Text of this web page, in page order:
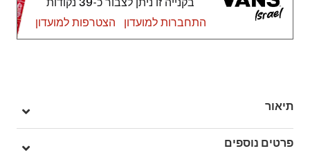
התחברות למועדון
הצטרפות למועדון
תיאור
פרטים נוספים